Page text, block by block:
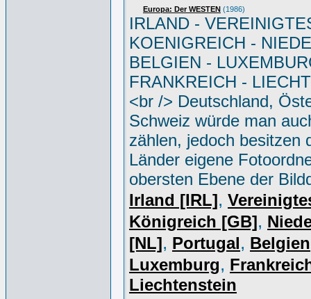
Europa: Der WESTEN (1986)
IRLAND -
KOENIGREICH -
BELGIEN -
FRANKREICH -
<br /> Deutschland,
Schweiz würde man
zählen, jedoch besitzen
Länder eigene
obersten Ebene der
Irland [IRL],
Königreich [GB],
[NL], Portugal, Belgien
Luxemburg,
Liechtenstein